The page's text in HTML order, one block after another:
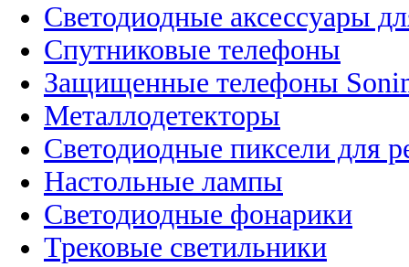
Светодиодные аксессуары
Спутниковые телефоны
Защищенные телефоны
Металлодетекторы
Светодиодные пиксели для
Настольные лампы
Светодиодные фонарики
Трековые светильники